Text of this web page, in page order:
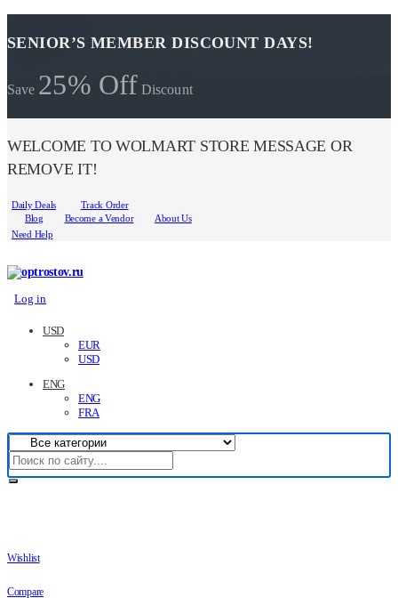
SENIOR’S MEMBER DISCOUNT DAYS!
Save 25% Off Discount
WELCOME TO WOLMART STORE MESSAGE OR
REMOVE IT!
Daily Deals
Track Order
Blog
Become a Vendor
About Us
Need Help
Log in
USD
EUR
USD
ENG
ENG
FRA
Wishlist
Compare